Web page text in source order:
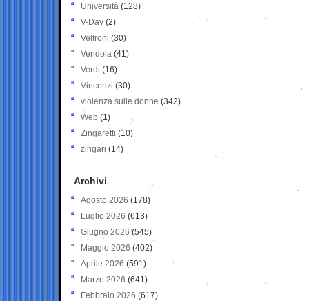
Università (128)
V-Day (2)
Veltroni (30)
Vendola (41)
Verdi (16)
Vincenzi (30)
violenza sulle donne (342)
Web (1)
Zingaretti (10)
zingari (14)
Archivi
Agosto 2026 (178)
Luglio 2026 (613)
Giugno 2026 (545)
Maggio 2026 (402)
Aprile 2026 (591)
Marzo 2026 (641)
Febbraio 2026 (617)